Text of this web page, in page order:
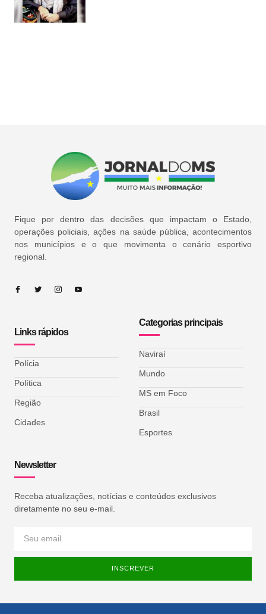
Fique por dentro das decisões que impactam o Estado,
operações policiais, ações na saúde pública, acontecimentos
nos municípios e o que movimenta o cenário esportivo
regional.
Links rápidos
Polícia
Política
Região
Cidades
Categorias principais
Naviraí
Mundo
MS em Foco
Brasil
Esportes
Newsletter
Receba atualizações, notícias e conteúdos exclusivos
diretamente no seu e-mail.
INSCREVER